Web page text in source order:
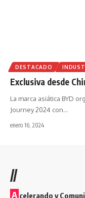
DESTACADO
Exclusiva desde
La marca asiática BYD
Journey 2024 con…
enero 16, 2024
//
A celerando y